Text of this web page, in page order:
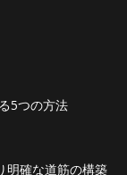
5つの方法
明確な道筋の構築